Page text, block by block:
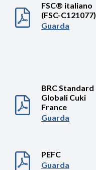
FSC® italiano
(FSC-C121077)
Guarda
BRC Standard
Globali Cuki
France
Guarda
PEFC
Guarda